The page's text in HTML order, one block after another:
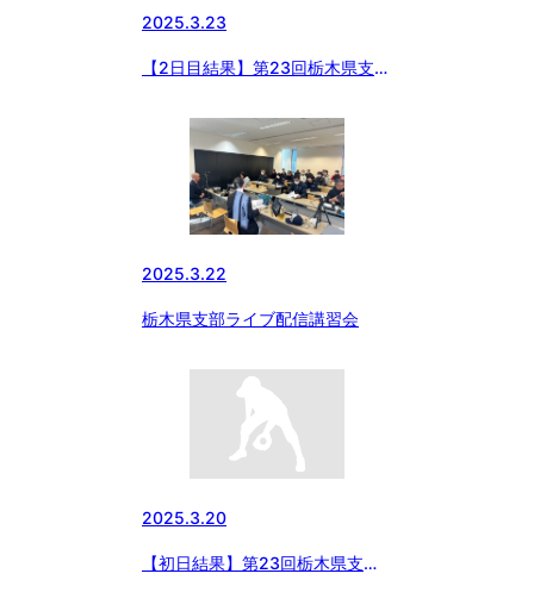
2025.3.23
【2日目結果】第23回栃木県支部
2025.3.22
栃木県支部ライブ配信講習会
2025.3.20
【初日結果】第23回栃木県支部